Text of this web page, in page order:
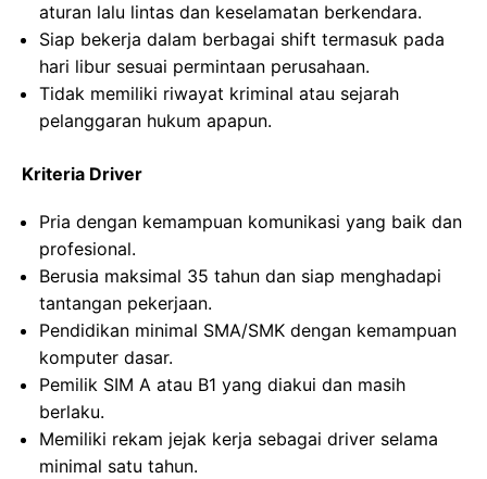
aturan lalu lintas dan keselamatan berkendara.
Siap bekerja dalam berbagai shift termasuk pada
hari libur sesuai permintaan perusahaan.
Tidak memiliki riwayat kriminal atau sejarah
pelanggaran hukum apapun.
Kriteria Driver
Pria dengan kemampuan komunikasi yang baik dan
profesional.
Berusia maksimal 35 tahun dan siap menghadapi
tantangan pekerjaan.
Pendidikan minimal SMA/SMK dengan kemampuan
komputer dasar.
Pemilik SIM A atau B1 yang diakui dan masih
berlaku.
Memiliki rekam jejak kerja sebagai driver selama
minimal satu tahun.